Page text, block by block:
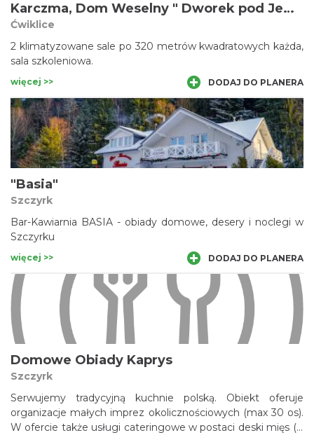
Karczma, Dom Weselny " Dworek pod Jemiołą"
Ćwiklice
2 klimatyzowane sale po 320 metrów kwadratowych każda,
sala szkoleniowa.
więcej >> DODAJ DO PLANERA
"Basia"
Szczyrk
Bar-Kawiarnia BASIA - obiady domowe, desery i noclegi w
Szczyrku
więcej >> DODAJ DO PLANERA
Domowe Obiady Kaprys
Szczyrk
Serwujemy tradycyjną kuchnie polską. Obiekt oferuje
organizacje małych imprez okolicznościowych (max 30 os).
W ofercie także usługi cateringowe w postaci deski mięs ( 1